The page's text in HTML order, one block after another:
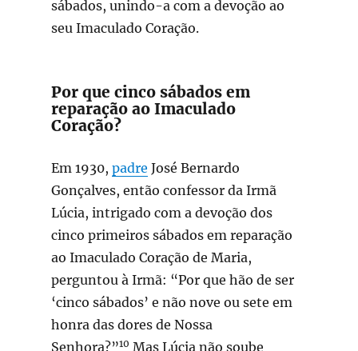
sábados, unindo-a com a devoção ao
seu Imaculado Coração.
Por que cinco sábados em
reparação ao Imaculado
Coração?
Em 1930, padre José Bernardo
Gonçalves, então confessor da Irmã
Lúcia, intrigado com a devoção dos
cinco primeiros sábados em reparação
ao Imaculado Coração de Maria,
perguntou à Irmã: “Por que hão de ser
‘cinco sábados’ e não nove ou sete em
honra das dores de Nossa
Senhora?”10 Mas Lúcia não soube